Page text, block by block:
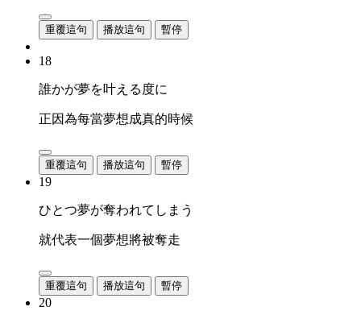
重覆這句 播放這句 暫停
18
誰かが夢を叶える度に
正因為每當夢想成真的時候
重覆這句 播放這句 暫停
19
ひとつ夢が奪われてしまう
就代表一個夢想將被奪走
重覆這句 播放這句 暫停
20